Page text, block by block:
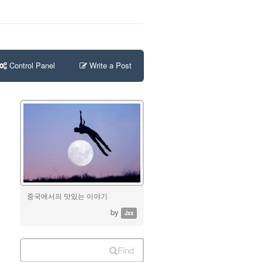
Control Panel Write a Post
중국에서의 맛있는 이야기
by Jxx
Find